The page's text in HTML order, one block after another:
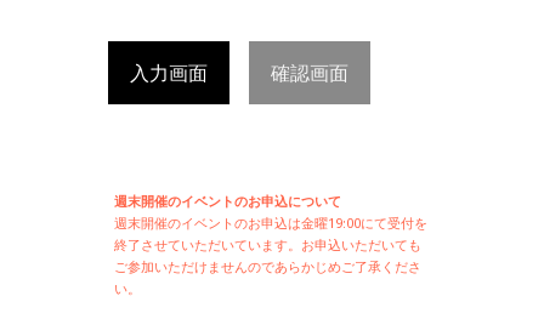
入力画面 確認画面
週末開催のイベントのお申込について
週末開催のイベントのお申込は金曜19:00にて受付を
終了させていただいています。お申込いただいても
ご参加いただけませんのであらかじめご了承くださ
い。